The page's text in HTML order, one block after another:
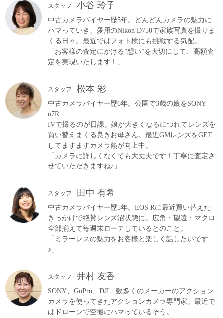
スタッフ 小谷 玲子
中古カメラバイヤー歴5年。どんどんカメラの魅力に
ハマっていき、愛用のNikon D750で家族写真を撮りま
くる日々。最近ではフォト検にも挑戦する気配。
「お客様の査定にかける”想い”を大切にして、高額査
定を実現いたします！」
スタッフ 松本 彩
中古カメラバイヤー歴6年。公園で3歳の娘をSONY
α7R
IVで撮るのが日課。娘が大きくなるにつれてレンズを
買い替えまくる良きお母さん。最近GMレンズをGET
してますますカメラ熱が向上中。
「カメラに詳しくなくても大丈夫です！丁寧に査定さ
せていただきますね♪」
スタッフ 田中 有希
中古カメラバイヤー歴5年。EOS Rに最近買い替えた
きっかけで絶賛レンズ沼状態に。広角・望遠・マクロ
全部揃えて毎週末ローテしているとのこと。
「ミラーレスの魅力をお客様と楽しく話したいです
♪」
スタッフ 井村 友香
SONY、GoPro、DJI、数多くのメーカーのアクション
カメラを使ってきたアクションカメラ専門家。最近で
はドローンで空撮にハマっているそう。